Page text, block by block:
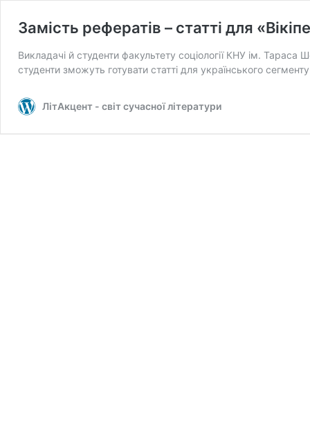
Замість рефератів – статті для
Викладачі й студенти факультету соціології КНУ ім.
студенти зможуть готувати статті для українського сегменту
ЛітАкцент - світ сучасної літератури